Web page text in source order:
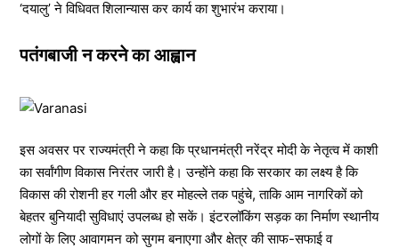
‘दयालु’ ने विधिवत शिलान्यास कर कार्य का शुभारंभ कराया।
पतंगबाजी न करने का आह्वान
इस अवसर पर राज्यमंत्री ने कहा कि प्रधानमंत्री नरेंद्र मोदी के नेतृत्व में काशी
का सर्वांगीण विकास निरंतर जारी है। उन्होंने कहा कि सरकार का लक्ष्य है कि
विकास की रोशनी हर गली और हर मोहल्ले तक पहुंचे, ताकि आम नागरिकों को
बेहतर बुनियादी सुविधाएं उपलब्ध हो सकें। इंटरलॉकिंग सड़क का निर्माण स्थानीय
लोगों के लिए आवागमन को सुगम बनाएगा और क्षेत्र की साफ-सफाई व